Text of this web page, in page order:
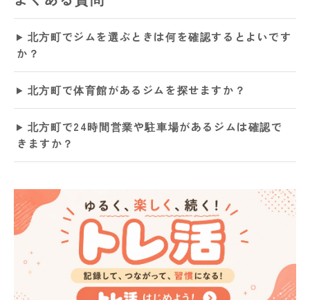
北方町でジムを選ぶときは何を確認するとよいです
か？
北方町で体育館があるジムを探せますか？
北方町で24時間営業や駐車場があるジムは確認で
きますか？